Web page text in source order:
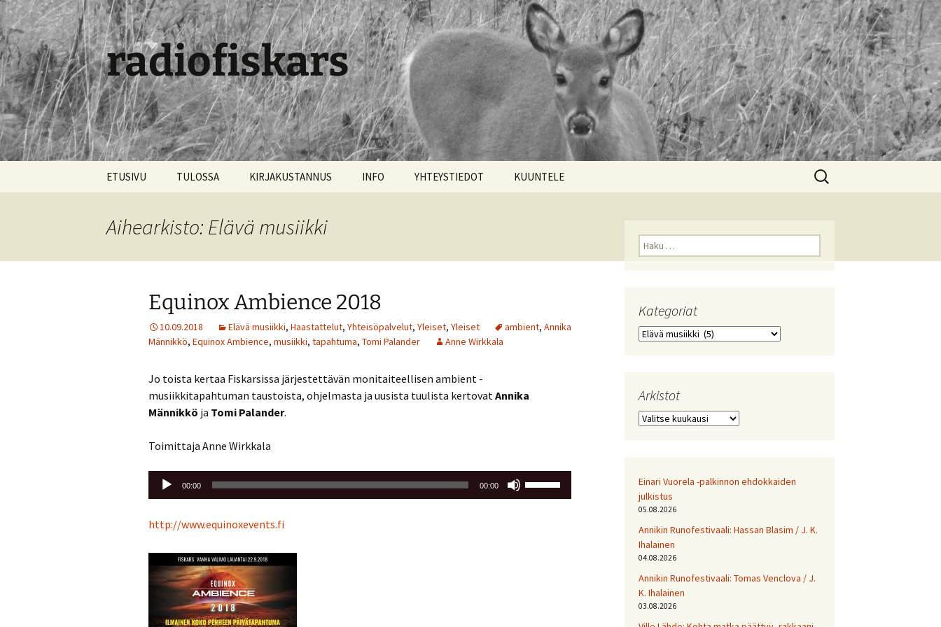
radiofiskars
ETUSIVU TULOSSA KIRJAKUSTANNUS INFO YHTEYSTIEDOT KUUNTELE
Haku:
Aihearkisto: Elävä musiikki
Equinox Ambience 2018
10.09.2018 Elävä musiikki, Haastattelut, Yhteisöpalvelut, Yleiset, Yleiset ambient, Annika
Männikkö, Equinox Ambience, musiikki, tapahtuma, Tomi Palander Anne Wirkkala
Jo toista kertaa Fiskarsissa järjestettävän monitaiteellisen ambient -
musiikkitapahtuman taustoista, ohjelmasta ja uusista tuulista kertovatAnnika
Männikkö ja Tomi Palander.
Toimittaja Anne Wirkkala
Äänitoistin
00:00 00:00
http://www.equinoxevents.fi
Haku:
Kategoriat
Kategoriat
Arkistot
Arkistot
Einari Vuorela -palkinnon ehdokkaiden
julkistus
05.08.2026
Annikin Runofestivaali: Has­san Bla­sim / J. K.
Ihalainen
04.08.2026
Annikin Runofestivaali: Tomas Venclova / J.
K. Ihalainen
03.08.2026